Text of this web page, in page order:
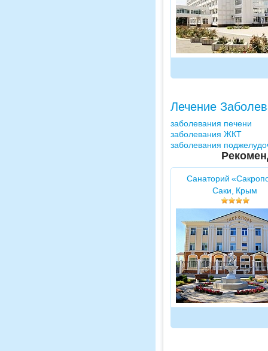
Лечение
заболевания печени
заболевания ЖКТ
заболевания
Санаторий
Саки, Крым